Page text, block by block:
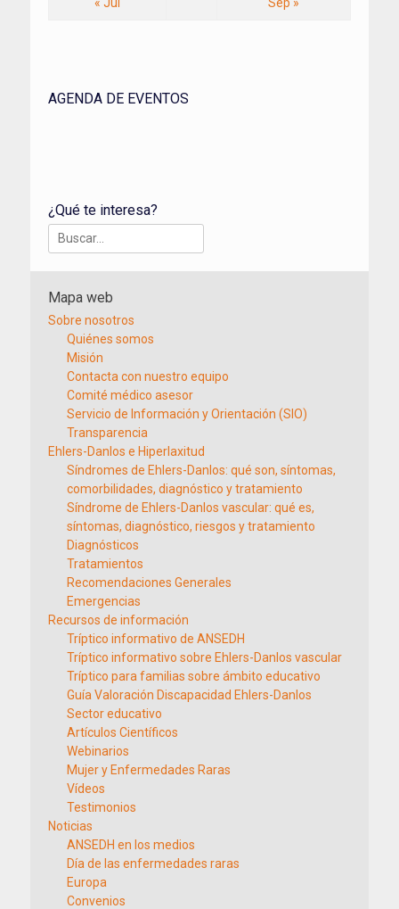
AGENDA DE EVENTOS
¿Qué te interesa?
Buscar:
Mapa web
Sobre nosotros
Quiénes somos
Misión
Contacta con nuestro equipo
Comité médico asesor
Servicio de Información y Orientación (SIO)
Transparencia
Ehlers-Danlos e Hiperlaxitud
Síndromes de Ehlers-Danlos: qué son, síntomas,
comorbilidades, diagnóstico y tratamiento
Síndrome de Ehlers-Danlos vascular: qué es,
síntomas, diagnóstico, riesgos y tratamiento
Diagnósticos
Tratamientos
Recomendaciones Generales
Emergencias
Recursos de información
Tríptico informativo de ANSEDH
Tríptico informativo sobre Ehlers-Danlos vascular
Tríptico para familias sobre ámbito educativo
Guía Valoración Discapacidad Ehlers-Danlos
Sector educativo
Artículos Científicos
Webinarios
Mujer y Enfermedades Raras
Vídeos
Testimonios
Noticias
ANSEDH en los medios
Día de las enfermedades raras
Europa
Convenios